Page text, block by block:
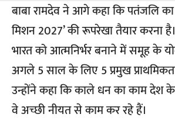
बाबा रामदेव ने आगे कहा कि पतंजलि
मिशन 2027’ की रूपरेखा तैयार करना
भारत को आत्मनिर्भर बनाने में समूह के
अगले 5 साल के लिए 5 प्रमुख
उन्होंने कहा कि काले धन का काम देश के
वे अच्छी नीयत से काम कर रहे हैं।